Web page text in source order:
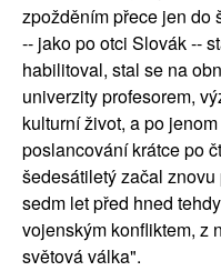
zpožděním přece jen do
-- jako po otci Slovák --
habilitoval, stal se na
univerzity profesorem,
kulturní život, a po
poslancování krátce po
šedesátiletý začal
sedm let před hned
vojenským konfliktem, z
světová válka".